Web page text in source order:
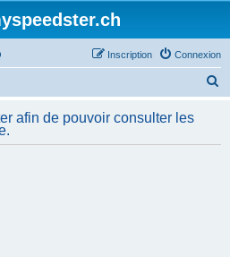
Connexion
Inscription
h
afin de pouvoir consulter les